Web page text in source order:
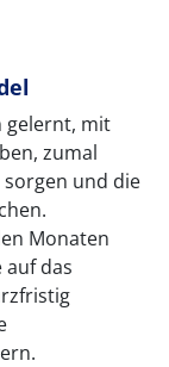
gelernt, mit
zumal
und die
Monaten
auf das